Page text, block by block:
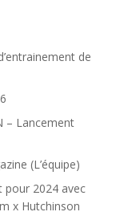
de
– Lancement
(L’équipe)
pour 2024 avec
x Hutchinson